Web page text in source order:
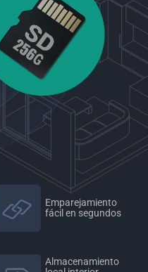
Emparejamiento
fácil en segundos
Almacenamiento